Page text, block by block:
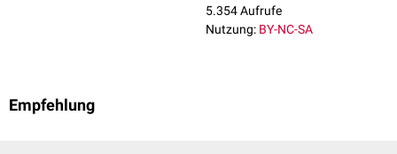
5.354 Aufrufe
Nutzung: BY-NC-SA
Empfehlung